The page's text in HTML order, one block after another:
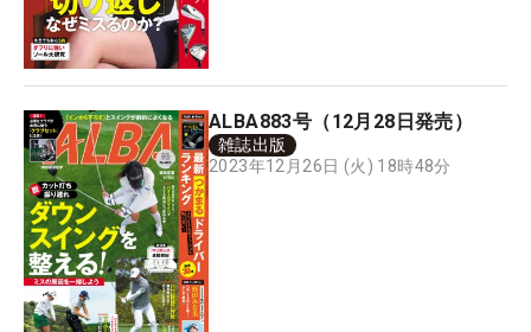
ALBA883号（12月28日発売）
雑誌出版
2023年12月26日 (火) 18時48分